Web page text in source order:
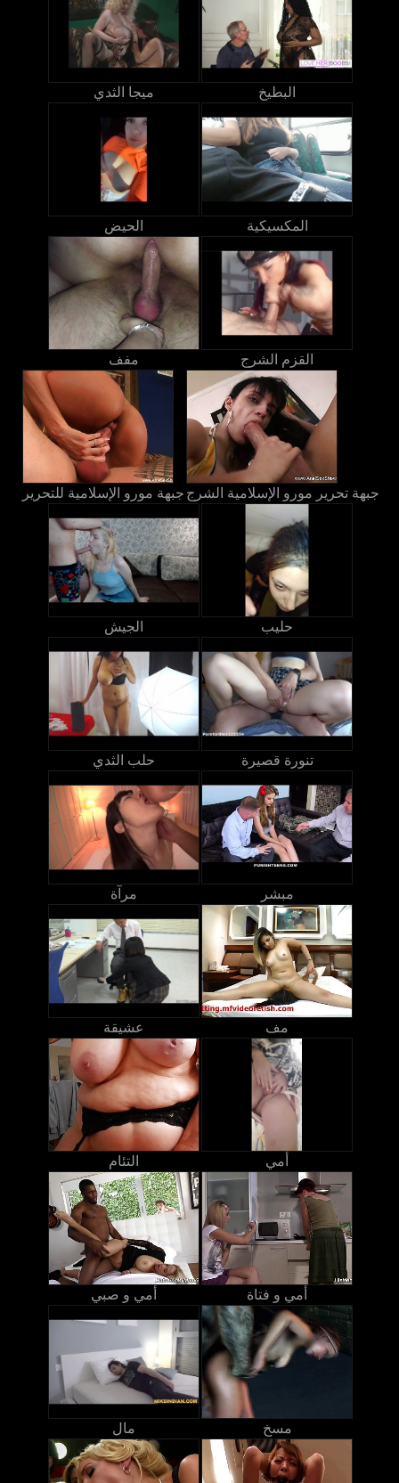
ميجا الثدي البطيخ
الحيض المكسيكية
مفف القزم الشرج
جبهة مورو الإسلامية للتحرير جبهة تحرير مورو الإسلامية الشرج
الجيش حليب
حلب الثدي تنورة قصيرة
مرآة مبشر
عشيقة مف
التئام أمي
أمي و صبي أمي و فتاة
مال مسخ